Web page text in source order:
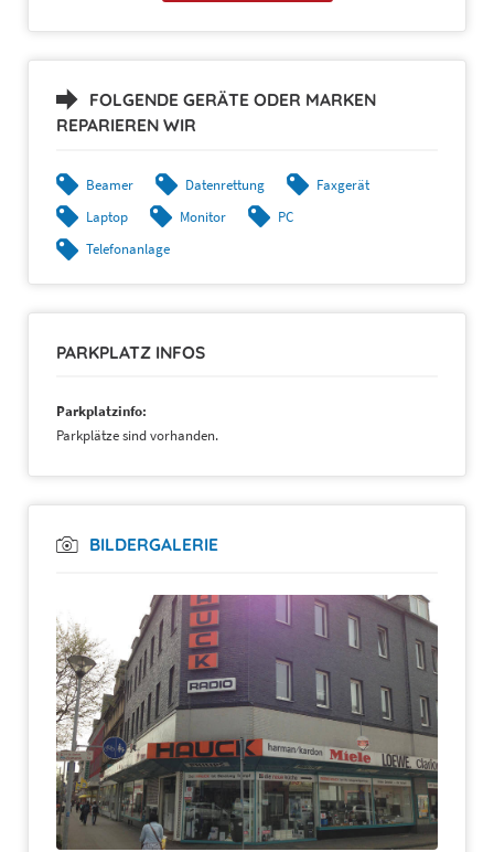
FOLGENDE GERÄTE ODER MARKEN
REPARIEREN WIR
Beamer Datenrettung
Faxgerät
Laptop
Monitor
PC
Telefonanlage
PARKPLATZ INFOS
Parkplatzinfo:
Parkplätze sind vorhanden.
BILDERGALERIE